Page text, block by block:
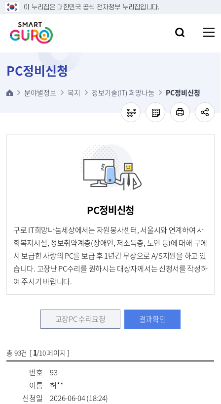
본문 바로가기
이 누리집은 대한민국 공식 전자정부 누리집입니다.
PC정비신청
분야별정보 복지 정보기술(IT) 희망나눔 PC정비신청
PC정비신청
구로 IT희망나눔세상에서는 자원봉사센터, 서울시와 연계하여 사
회복지시설, 정보취약계층(장애인, 저소득층, 노인 등)에 대해 구에
서 보급한 사랑의 PC를 보급 후 1년간 무상으로 A/S지원을 하고 있
습니다. 고장난 PC수리를 원하시는 대상자께서는 신청서를 작성하
여 주시기 바랍니다.
고장PC 수리요청 결과확인
총 93건 [ 1/10 페이지 ]
번호
93
이름
허**
신청일
2026-06-04 (18:24)